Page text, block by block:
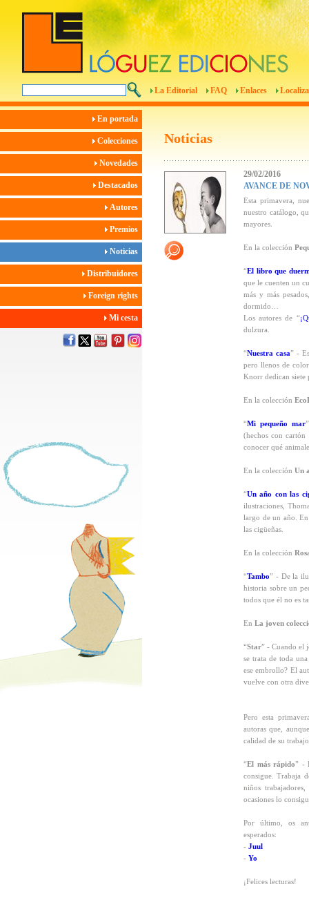
La Editorial FAQ Enlaces
En portada
Colecciones
Novedades
Destacados
Autores
Premios
Noticias
Distribuidores
Foreign rights
Mi cesta
Noticias
29/02/2016
AVANCE DE
Esta primavera,
nuestro catálogo,
mayores.
En la colección
“El libro que
que le cuenten un
más y más
dormido…
Los autores de “
dulzura.
“Nuestra casa” -
pero llenos de
Knorr dedican siete
En la colección
“Mi pequeño mar
(hechos con cartón
conocer qué
En la colección Un
“Un año con las
ilustraciones,
largo de un año. En
las cigüeñas.
En la colección
“Tambo” - De la
historia sobre un
todos que él no es
En La joven
“Star” - Cuando el
se trata de toda
ese embrollo? El
vuelve con otra
Pero esta
autoras que,
calidad de su
“El más rápido” -
consigue. Trabaja
niños
ocasiones lo
Por último, os
esperados:
- Juul
- Yo
¡Felices lecturas!